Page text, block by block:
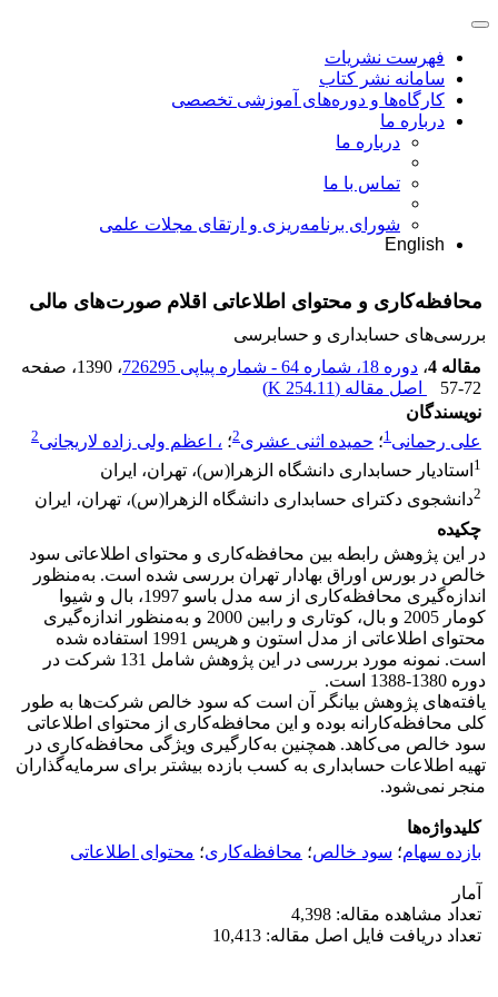
فهرست نشریات
سامانه نشر کتاب
کارگاه‌ها و دوره‌های آموزشی تخصصی
درباره ما
درباره ما
تماس با ما
شورای برنامه‌ریزی و ارتقای مجلات علمی
English
محافظه‌کاری و محتوای اطلاعاتی اقلام صورت‌های مالی
بررسی‏‌های حسابداری و حسابرسی
مقاله 4
، دوره 18، شماره 64 - شماره پیاپی 726295 ، 1390
، صفحه
57-72
اصل مقاله (254.11 K
)
نویسندگان
علی رحمانی1؛ حمیده اثنی عشری2؛ ، اعظم ولی زاده لاریجانی2
1 استادیار حسابداری دانشگاه الزهرا(س)، تهران، ایران
2دانشجوی دکترای حسابداری دانشگاه الزهرا(س)، تهران، ایران
چکیده
در این پژوهش رابطه بین محافظه‌کاری و محتوای اطلاعاتی سود
خالص در بورس اوراق بهادار تهران بررسی شده است. به‌منظور
اندازه‌گیری محافظه‌کاری از سه مدل باسو 1997، بال و شیوا
کومار 2005 و بال، کوتاری و رابین 2000 و به‌منظور اندازه‌گیری
محتوای اطلاعاتی از مدل استون و هریس 1991 استفاده شده
است. نمونه مورد بررسی در این پژوهش شامل 131 شرکت در
دوره 1380-1388 است.
یافته‌های پژوهش بیانگر آن است که سود خالص شرکت‌ها به‌ طور
کلی محافظه‌کارانه بوده و این محافظه‌کاری از محتوای اطلاعاتی
سود خالص می‌کاهد. همچنین به‌کارگیری ویژگی محافظه‌کاری در
تهیه اطلاعات حسابداری به کسب بازده بیشتر برای سرمایه‌گذاران
منجر نمی‌شود.
کلیدواژه‌ها
بازده سهام؛ سود خالص؛ محافظه‌کاری؛ محتوای اطلاعاتی
آمار
تعداد مشاهده مقاله: 4,398
تعداد دریافت فایل اصل مقاله: 10,413